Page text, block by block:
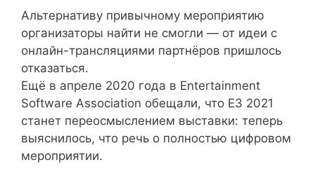
Альтернативу привычному мероприятию
организаторы найти не смогли — от идеи с
онлайн-трансляциями партнёров пришлось
отказаться.
Ещё в апреле 2020 года в Entertainment
Software Association обещали, что E3 2021
станет переосмыслением выставки: теперь
выяснилось, что речь о полностью цифровом
мероприятии.